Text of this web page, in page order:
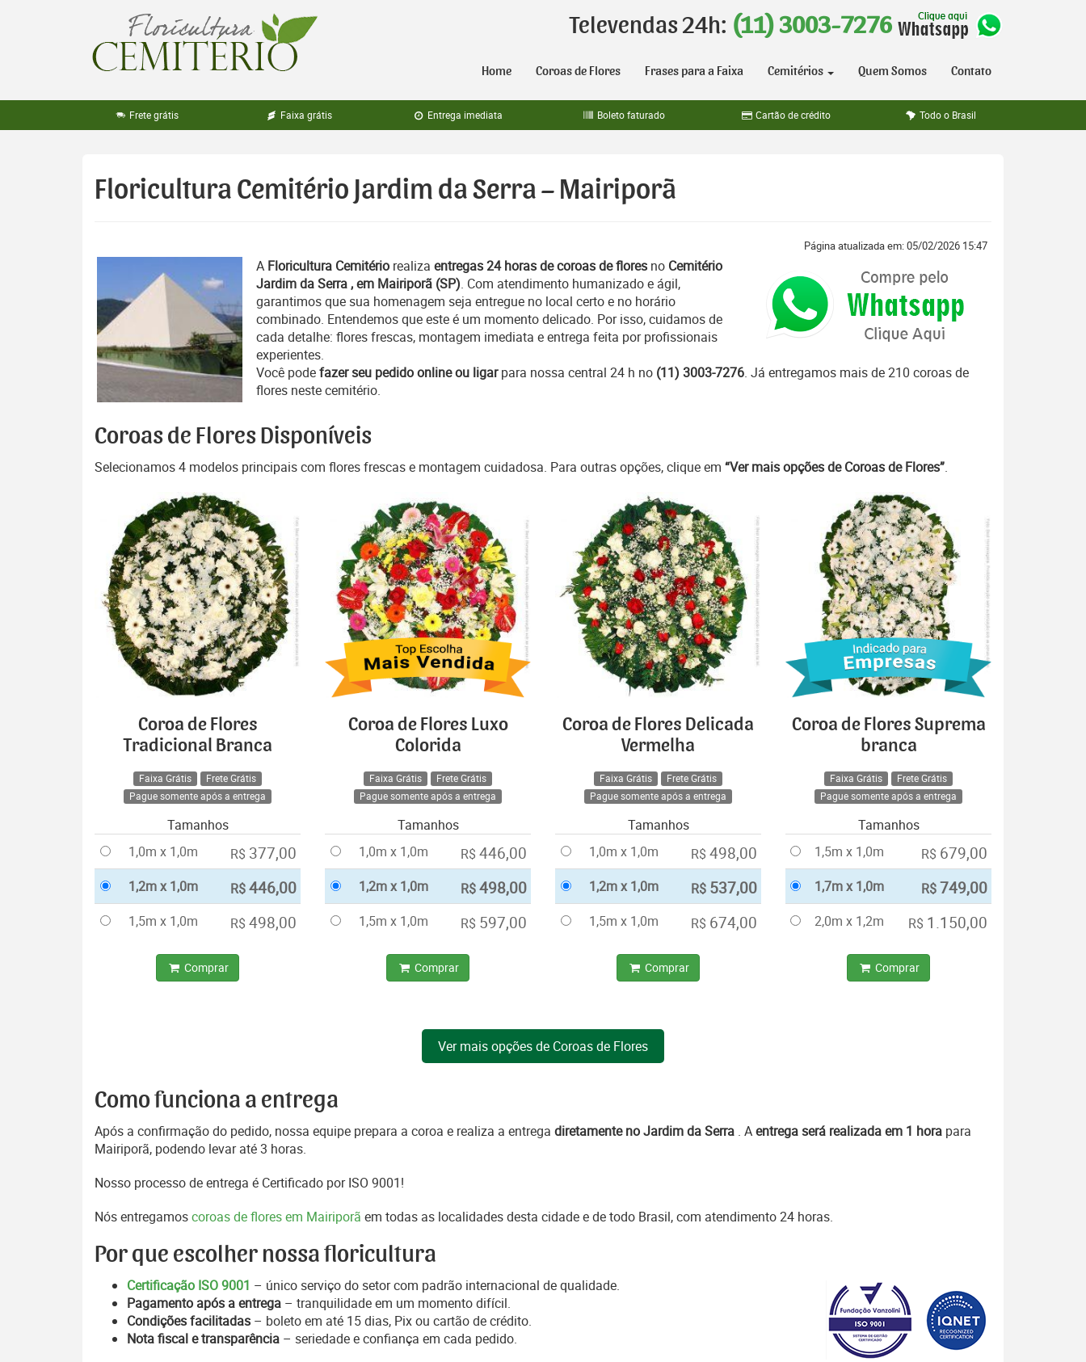
Televendas 24h: (11) 3003-7276
Home Coroas de Flores Frases para a Faixa Cemitérios Quem Somos Contato
Frete grátis Faixa grátis Entrega imediata Boleto faturado Cartão de crédito Todo o Brasil
Floricultura Cemitério Jardim da Serra – Mairiporã
Página atualizada em: 05/02/2026 15:47
A Floricultura Cemitério realiza entregas 24 horas de coroas de flores no Cemitério
Jardim da Serra , em Mairiporã (SP). Com atendimento humanizado e ágil,
garantimos que sua homenagem seja entregue no local certo e no horário
combinado. Entendemos que este é um momento delicado. Por isso, cuidamos de
cada detalhe: flores frescas, montagem imediata e entrega feita por profissionais
experientes.
Você podefazer seu pedido online ou ligarpara nossa central 24 h no (11) 3003-7276. Já entregamos mais de 210 coroas de
flores neste cemitério.
Coroas de Flores Disponíveis
Selecionamos 4 modelos principais com flores frescas e montagem cuidadosa. Para outras opções, clique em “Ver mais opções de Coroas de Flores”.
Coroa de Flores
Tradicional Branca
Faixa Grátis
Frete Grátis
Pague somente após a entrega
Tamanhos
1,0m x 1,0m
R$ 377,00
1,2m x 1,0m R$446,00
1,5m x 1,0m R$ 498,00
Comprar
Coroa de Flores Luxo
Colorida
Faixa Grátis
Frete Grátis
Pague somente após a entrega
Tamanhos
1,0m x 1,0m
R$ 446,00
1,2m x 1,0m R$498,00
1,5m x 1,0m R$ 597,00
Comprar
Coroa de Flores Delicada
Vermelha
Faixa Grátis
Frete Grátis
Pague somente após a entrega
Tamanhos
1,0m x 1,0m
R$ 498,00
1,2m x 1,0m R$ 537,00
1,5m x 1,0m R$ 674,00
Comprar
Coroa de Flores Suprema
branca
Faixa Grátis
Frete Grátis
Pague somente após a entrega
Tamanhos
1,5m x 1,0m
R$ 679,00
1,7m x 1,0m R$749,00
2,0m x 1,2m R$ 1.150,00
Comprar
Ver mais opções de Coroas de Flores
Como funciona a entrega
Após a confirmação do pedido, nossa equipe prepara a coroa e realiza a entrega diretamente no Jardim da Serra . Aentrega será realizada em 1 hora para
Mairiporã, podendo levar até 3 horas.
Nosso processo de entrega é Certificado por ISO 9001!
Nós entregamoscoroas de flores em Mairiporã em todas as localidades desta cidade e de todo Brasil, com atendimento 24 horas.
Por que escolher nossa floricultura
Certificação ISO 9001 – único serviço do setor com padrão internacional de qualidade.
Pagamento após a entrega – tranquilidade em um momento difícil.
Condições facilitadas – boleto em até 15 dias, Pix ou cartão de crédito.
Nota fiscal e transparência – seriedade e confiança em cada pedido.